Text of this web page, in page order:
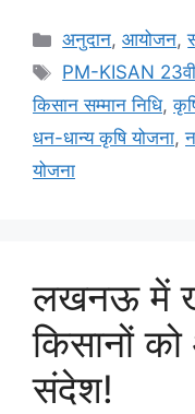
अनुदान,आयोजन,
PM-KISAN
किसान सम्मान निधि,
धन-धान्य कृषि योजना,
योजना
लखनऊ में
किसानों
संदेश!